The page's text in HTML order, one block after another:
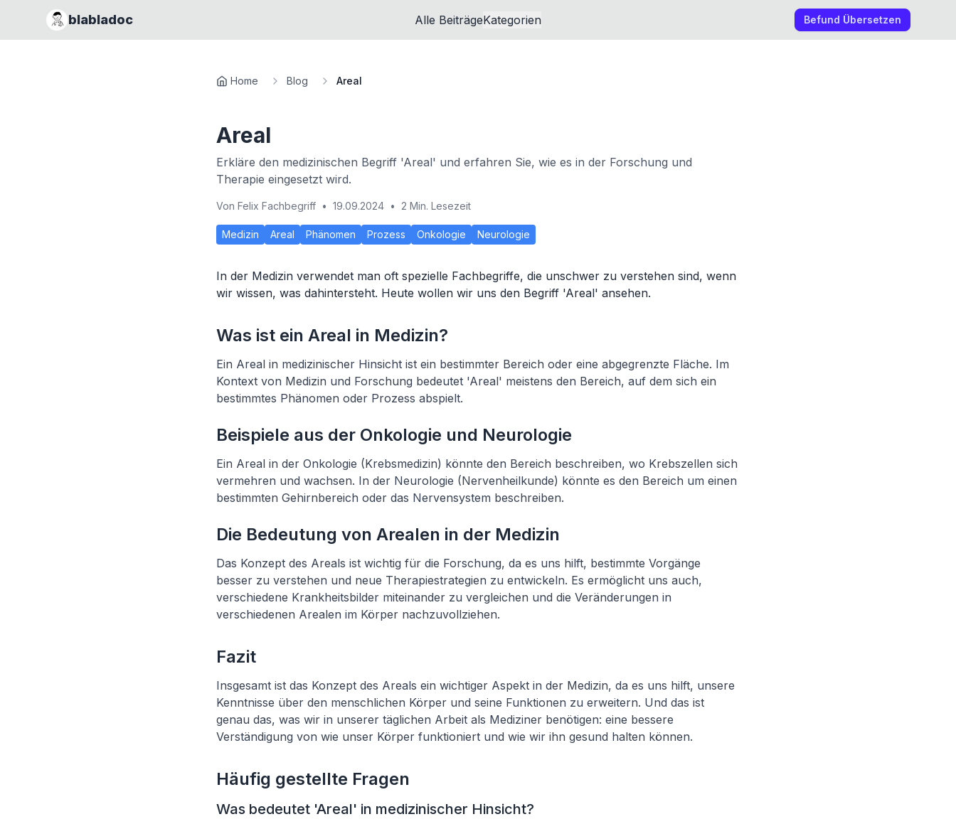
blabladoc Alle BeiträgeKategorien Befund Übersetzen
Home Blog Areal
Areal
Erkläre den medizinischen Begriff 'Areal' und erfahren Sie, wie es in der Forschung und
Therapie eingesetzt wird.
Von Felix Fachbegriff • 19.09.2024 • 2 Min. Lesezeit
Medizin Areal Phänomen Prozess Onkologie Neurologie
In der Medizin verwendet man oft spezielle Fachbegriffe, die unschwer zu verstehen sind, wenn
wir wissen, was dahintersteht. Heute wollen wir uns den Begriff 'Areal' ansehen.
Was ist ein Areal in Medizin?
Ein Areal in medizinischer Hinsicht ist ein bestimmter Bereich oder eine abgegrenzte Fläche. Im
Kontext von Medizin und Forschung bedeutet 'Areal' meistens den Bereich, auf dem sich ein
bestimmtes Phänomen oder Prozess abspielt.
Beispiele aus der Onkologie und Neurologie
Ein Areal in der Onkologie (Krebsmedizin) könnte den Bereich beschreiben, wo Krebszellen sich
vermehren und wachsen. In der Neurologie (Nervenheilkunde) könnte es den Bereich um einen
bestimmten Gehirnbereich oder das Nervensystem beschreiben.
Die Bedeutung von Arealen in der Medizin
Das Konzept des Areals ist wichtig für die Forschung, da es uns hilft, bestimmte Vorgänge
besser zu verstehen und neue Therapiestrategien zu entwickeln. Es ermöglicht uns auch,
verschiedene Krankheitsbilder miteinander zu vergleichen und die Veränderungen in
verschiedenen Arealen im Körper nachzuvollziehen.
Fazit
Insgesamt ist das Konzept des Areals ein wichtiger Aspekt in der Medizin, da es uns hilft, unsere
Kenntnisse über den menschlichen Körper und seine Funktionen zu erweitern. Und das ist
genau das, was wir in unserer täglichen Arbeit als Mediziner benötigen: eine bessere
Verständigung von wie unser Körper funktioniert und wie wir ihn gesund halten können.
Häufig gestellte Fragen
Was bedeutet 'Areal' in medizinischer Hinsicht?